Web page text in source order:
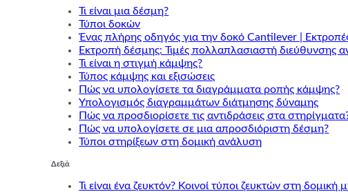
Τι είναι μια δέσμη?
Τύποι δοκών
Ένας πλήρης οδηγός για την δοκό Cantilever | Εκτροπές
Εκτροπή δέσμης: Τιμές πολλαπλασιαστή διεύθυνσης
Τι είναι η στιγμή κάμψης?
Τύπος κάμψης και εξισώσεις
Πώς να υπολογίσετε τα διαγράμματα ροπής κάμψης?
Υπολογισμός διαγραμμάτων διάτμησης δύναμης
Πώς να προσδιορίσετε τις αντιδράσεις στα
Πώς να υπολογίσετε σε μια απροσδιόριστη δέσμη?
Τύποι στηρίξεων στη δομική ανάλυση
Δεξιά
Τι είναι ένα ζευκτόν? Κοινοί τύποι ζευκτών στη δομική